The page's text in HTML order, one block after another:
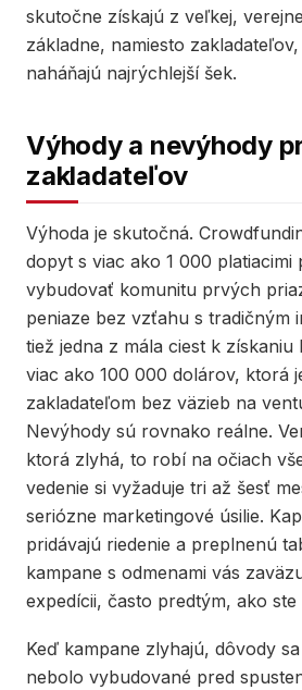
skutočne získajú z veľkej,
základne, namiesto
naháňajú najrýchlejší šek.
Výhody a nevýhody
zakladateľov
Výhoda je skutočná.
dopyt s viac ako 1 000 platiacimi
vybudovať komunitu prvých
peniaze bez vzťahu s tradičným
tiež jedna z mála ciest k získaniu
viac ako 100 000 dolárov, ktorá
zakladateľom bez väzieb na
Nevýhody sú rovnako reálne.
ktorá zlyhá, to robí na očiach
vedenie si vyžaduje tri až šesť
seriózne marketingové úsilie.
pridávajú riedenie a preplnenú
kampane s odmenami vás
expedícii, často predtým, ako
Keď kampane zlyhajú, dôvody
nebolo vybudované pred